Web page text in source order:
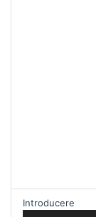
Introducere